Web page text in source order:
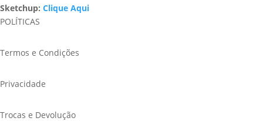
Sketchup: Clique Aqui
POLÍTICAS
Termos e Condições
Privacidade
Trocas e Devolução